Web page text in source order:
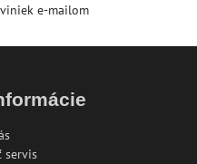
e-mailom
servis